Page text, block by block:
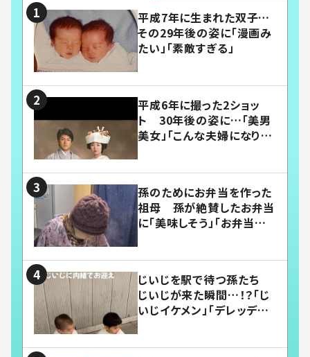
平成7年に生まれた双子…
その29年後の姿に「漫画み
たい」「素敵すぎる」
平成6年に撮った2ショッ
ト 30年後の姿に…「美男
美女」「こんな夫婦になりた
孫のためにお弁当を作った
祖母 孫が絶賛したお弁当
に「美味しそう」「お弁当すご
じいじを駅で待つ孫たち
じいじが来た瞬間…！？「じ
いじイケメン」「デレッデレ」